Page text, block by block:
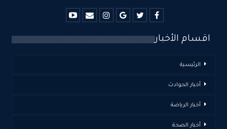
اقسام الأخبار
الرئيسية
أخبار الحوادث
أخبار الرياضة
أخبار الصحة